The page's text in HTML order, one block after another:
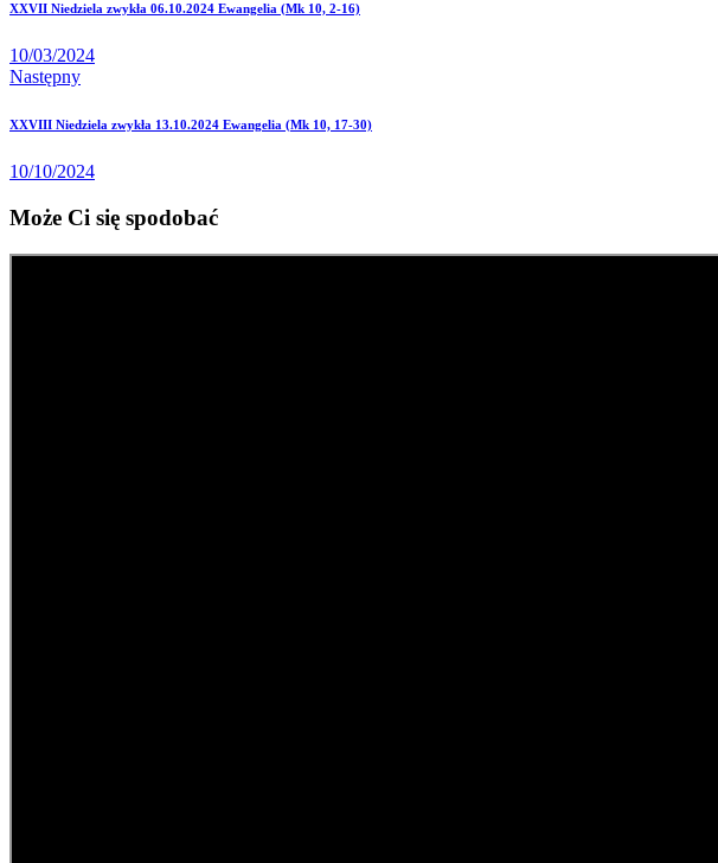
XXVII Niedziela zwykła 06.10.2024 Ewangelia (Mk 10, 2-16)
10/03/2024
Następny
XXVIII Niedziela zwykła 13.10.2024 Ewangelia (Mk 10, 17-30)
10/10/2024
Może Ci się spodobać